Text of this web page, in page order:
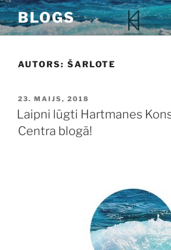
Doties
uz
saturu
BLOGS
AUTORS: ŠARLOTE
PUBLICĒTS
23. MAIJS, 2018
Laipni lūgti Hartmanes
Centra blogā!